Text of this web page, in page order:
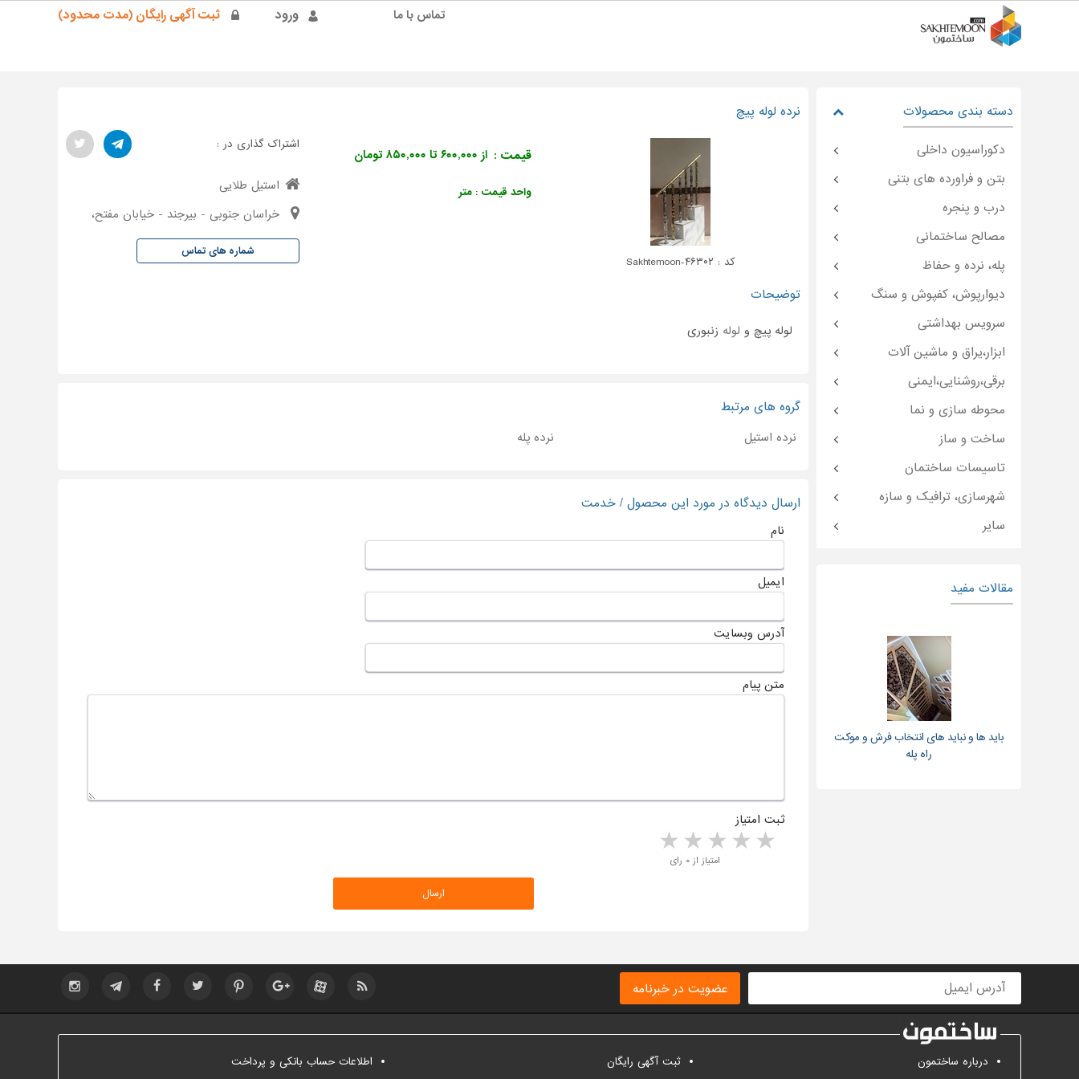
ورود ثبت آگهی رایگان (مدت محدود) تماس با ما
نرده لوله پیچ
کد : Sakhtemoon-۴۶۳۰۲
قیمت : از ۶۰۰,۰۰۰ تا ۸۵۰,۰۰۰ تومان
واحد قیمت : متر
توضیحات
لوله پیچ و لوله زنبوری
اشتراک گذاری در :
استیل طلایی
خراسان جنوبی - بیرجند - خیابان مفتح،
شماره های تماس
گروه های مرتبط
نرده استیل نرده پله
ارسال دیدگاه در مورد این محصول / خدمت
نام
ایمیل
آدرس وبسایت
متن پیام
ثبت امتیاز
4 stars 3 stars 2 stars 1 star امتیاز از ۰ رای
دسته بندی محصولات
دکوراسیون داخلی
بتن و فراورده های بتنی
درب و پنجره
مصالح ساختمانی
پله، نرده و حفاظ
دیوارپوش، کفپوش و سنگ
سرویس بهداشتی
ابزار،یراق و ماشین آلات
برقی،روشنایی،ایمنی
محوطه سازی و نما
ساخت و ساز
تاسیسات ساختمان
شهرسازی، ترافیک و سازه
سایر
مقالات مفید
باید ها و نباید های انتخاب فرش و موکت
راه پله
عضویت در خبرنامه
درباره ساختمون ثبت آگهی رایگان اطلاعات حساب بانکی و پرداخت